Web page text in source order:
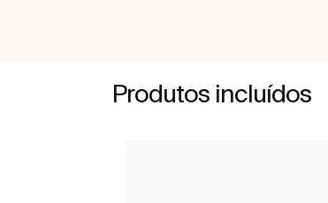
Produtos incluídos